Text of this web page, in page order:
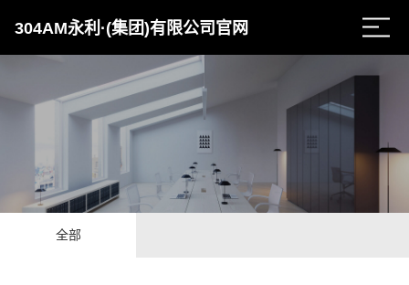
304AM永利·(集团)有限公司官网
全部